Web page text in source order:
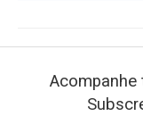
Acompanhe